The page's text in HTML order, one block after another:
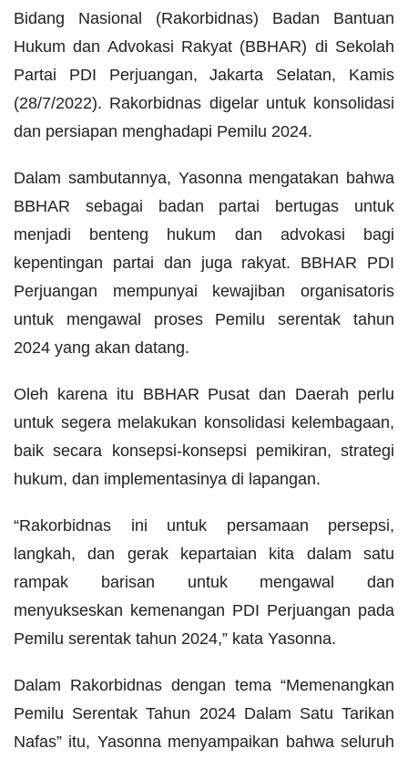
Bidang Nasional (Rakorbidnas) Badan Bantuan
Hukum dan Advokasi Rakyat (BBHAR) di Sekolah
Partai PDI Perjuangan, Jakarta Selatan, Kamis
(28/7/2022). Rakorbidnas digelar untuk konsolidasi
dan persiapan menghadapi Pemilu 2024.
Dalam sambutannya, Yasonna mengatakan bahwa
BBHAR sebagai badan partai bertugas untuk
menjadi benteng hukum dan advokasi bagi
kepentingan partai dan juga rakyat. BBHAR PDI
Perjuangan mempunyai kewajiban organisatoris
untuk mengawal proses Pemilu serentak tahun
2024 yang akan datang.
Oleh karena itu BBHAR Pusat dan Daerah perlu
untuk segera melakukan konsolidasi kelembagaan,
baik secara konsepsi-konsepsi pemikiran, strategi
hukum, dan implementasinya di lapangan.
“Rakorbidnas ini untuk persamaan persepsi,
langkah, dan gerak kepartaian kita dalam satu
rampak barisan untuk mengawal dan
menyukseskan kemenangan PDI Perjuangan pada
Pemilu serentak tahun 2024,” kata Yasonna.
Dalam Rakorbidnas dengan tema “Memenangkan
Pemilu Serentak Tahun 2024 Dalam Satu Tarikan
Nafas” itu, Yasonna menyampaikan bahwa seluruh